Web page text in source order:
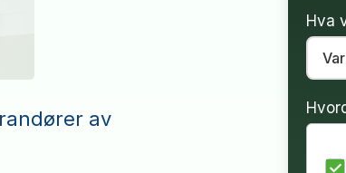
av
Hva